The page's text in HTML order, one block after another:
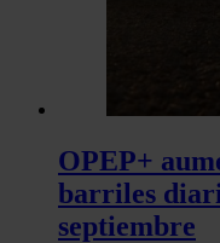
OPEP+
barriles
septiembre